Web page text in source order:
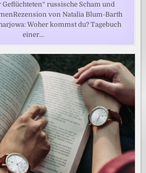
Geflüchteten“ russische Scham und
von Natalia Blum-Barth
Woher kommst du? Tagebuch
einer…